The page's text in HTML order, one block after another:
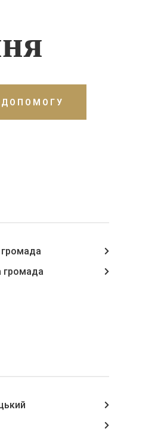
громада
громада